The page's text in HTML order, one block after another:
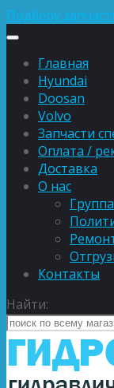
Подберу
Главная
Hyundai
Doosan
Volvo
Запчасти
Оплата /
Доставка
О нас
Контакты
Найти: